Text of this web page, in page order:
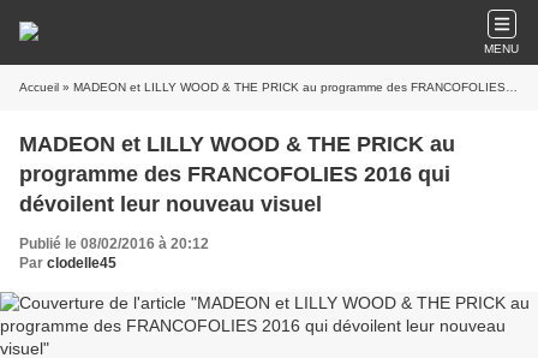
MENU
Accueil » MADEON et LILLY WOOD & THE PRICK au programme des FRANCOFOLIES 2016 qui dévoilent leur nouveau visuel
MADEON et LILLY WOOD & THE PRICK au
programme des FRANCOFOLIES 2016 qui
dévoilent leur nouveau visuel
Publié le 08/02/2016 à 20:12
Par clodelle45